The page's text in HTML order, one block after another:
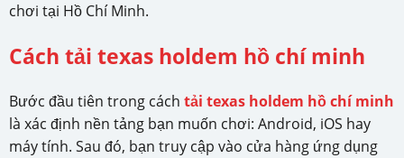
chơi tại Hồ Chí Minh.
Cách tải texas holdem hồ chí minh
Bước đầu tiên trong cách tải texas holdem hồ chí minh
là xác định nền tảng bạn muốn chơi: Android, iOS hay
máy tính. Sau đó, bạn truy cập vào cửa hàng ứng dụng